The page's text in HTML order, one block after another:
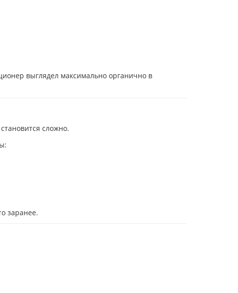
выглядел максимально органично в
сложно.
заранее.